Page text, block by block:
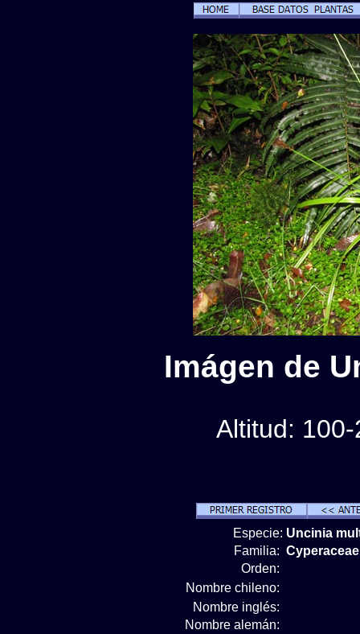
Imágen de
Altitud:
Especie: Uncinia
Familia: Cyperaceae
Orden:
Nombre chileno:
Nombre inglés:
Nombre alemán: